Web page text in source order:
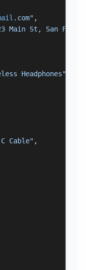
.com" ,
Main St, San
Headphones"
C Cable" ,